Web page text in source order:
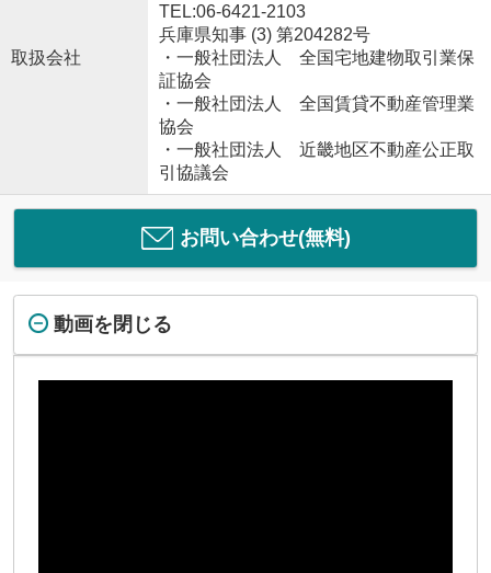
取扱会社
TEL:06-6421-2103
兵庫県知事 (3) 第204282号
・一般社団法人 全国宅地建物取引業保
証協会
・一般社団法人 全国賃貸不動産管理業
協会
・一般社団法人 近畿地区不動産公正取
引協議会
お問い合わせ(無料)
動画を閉じる